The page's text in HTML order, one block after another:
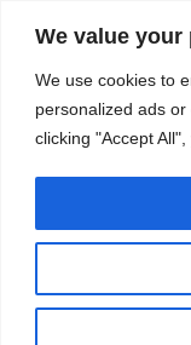
We value your
We use cookies to
personalized ads
clicking "Accept
contenuto
5